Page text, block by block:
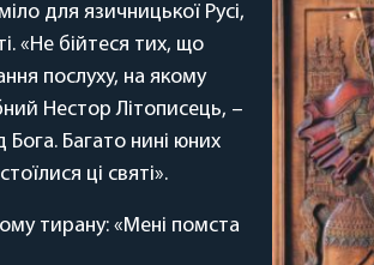
для язичницької Русі,
«Не бійтеся тих, що
послуху, на якому
Нестор Літописець, –
Багато нині юних
ці святі».
тирану: «Мені помста